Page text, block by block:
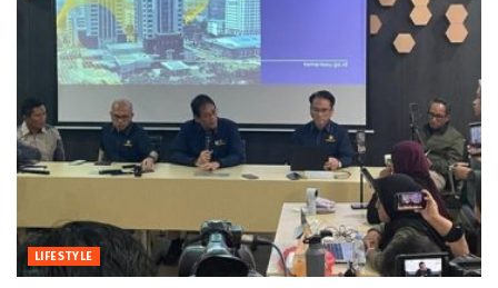
LIFESTYLE